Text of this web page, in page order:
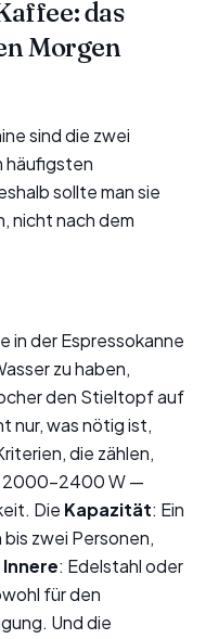
das
Morgen
sind die zwei
häufigsten
sollte man sie
nicht nach dem
in der Espressokanne
zu haben,
den Stieltopf auf
nur, was nötig ist,
die zählen,
2000-2400 W —
Die Kapazität: Ein
zwei Personen,
Innere: Edelstahl oder
für den
Und die